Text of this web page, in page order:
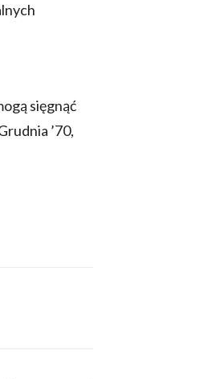
sięgnąć
’70,